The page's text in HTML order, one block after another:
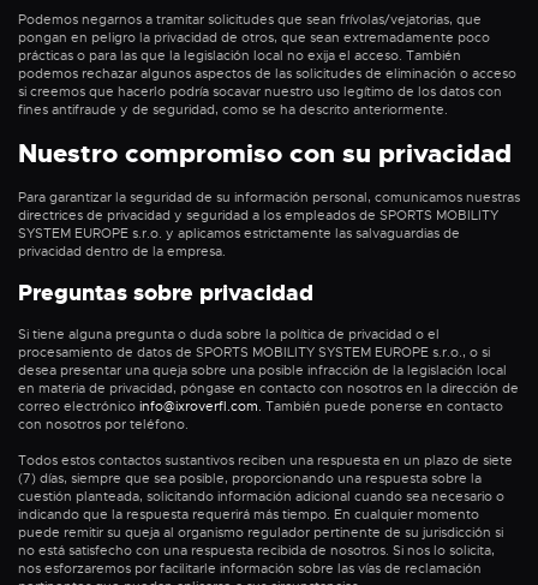
Podemos negarnos a tramitar solicitudes que sean frívolas/vejatorias, que
pongan en peligro la privacidad de otros, que sean extremadamente poco
prácticas o para las que la legislación local no exija el acceso. También
podemos rechazar algunos aspectos de las solicitudes de eliminación o acceso
si creemos que hacerlo podría socavar nuestro uso legítimo de los datos con
fines antifraude y de seguridad, como se ha descrito anteriormente.
Nuestro compromiso con su privacidad
Para garantizar la seguridad de su información personal, comunicamos nuestras
directrices de privacidad y seguridad a los empleados de SPORTS MOBILITY
SYSTEM EUROPE s.r.o. y aplicamos estrictamente las salvaguardias de
privacidad dentro de la empresa.
Preguntas sobre privacidad
Si tiene alguna pregunta o duda sobre la política de privacidad o el
procesamiento de datos de SPORTS MOBILITY SYSTEM EUROPE s.r.o., o si
desea presentar una queja sobre una posible infracción de la legislación local
en materia de privacidad, póngase en contacto con nosotros en la dirección de
correo electrónico info@ixroverfl.com. También puede ponerse en contacto
con nosotros por teléfono.
Todos estos contactos sustantivos reciben una respuesta en un plazo de siete
(7) días, siempre que sea posible, proporcionando una respuesta sobre la
cuestión planteada, solicitando información adicional cuando sea necesario o
indicando que la respuesta requerirá más tiempo. En cualquier momento
puede remitir su queja al organismo regulador pertinente de su jurisdicción si
no está satisfecho con una respuesta recibida de nosotros. Si nos lo solicita,
nos esforzaremos por facilitarle información sobre las vías de reclamación